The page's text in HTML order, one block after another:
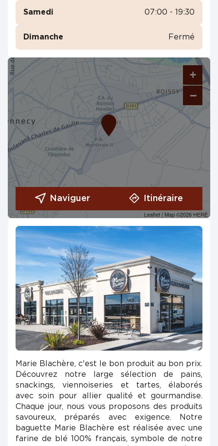
Samedi 07:00 - 19:30
Dimanche Fermé
+
−
Leaflet | Map ©2026 HERE
Naviguer Itinéraire
Marie Blachère, c'est le bon produit au bon prix.
Découvrez notre large sélection de pains,
snackings, viennoiseries et tartes, élaborés
avec soin pour allier qualité et gourmandise.
Chaque jour, nous vous proposons des produits
savoureux, préparés avec exigence. Notre
baguette Marie Blachère est réalisée avec une
farine de blé 100% français, symbole de notre